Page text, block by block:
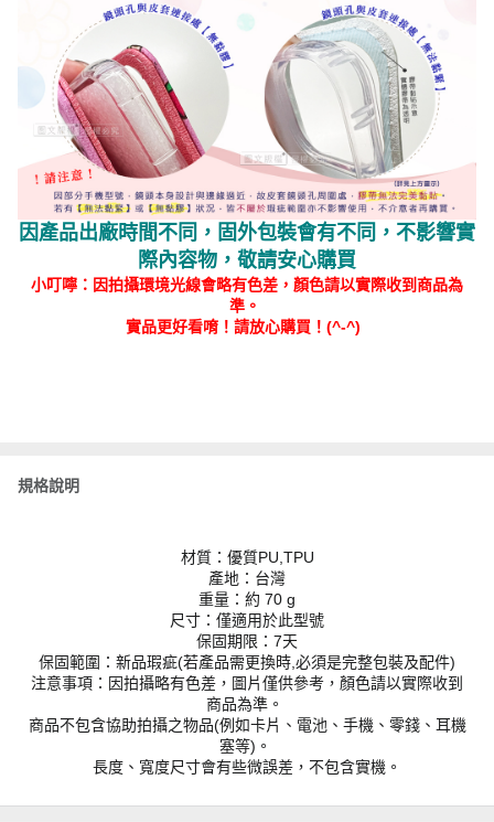
因產品出廠時間不同，固外包裝會有不同，不影響實
際內容物，敬請安心購買
小叮嚀：因拍攝環境光線會略有色差，顏色請以實際收到商品為
準。
實品更好看唷！請放心購買！(^-^)
規格說明
材質：優質PU,TPU
產地：台灣
重量：約 70 g
尺寸：僅適用於此型號
保固期限：7天
保固範圍：新品瑕疵(若產品需更換時,必須是完整包裝及配件)
注意事項：因拍攝略有色差，圖片僅供參考，顏色請以實際收到
商品為準。
商品不包含協助拍攝之物品(例如卡片、電池、手機、零錢、耳機
塞等)。
長度、寬度尺寸會有些微誤差，不包含實機。